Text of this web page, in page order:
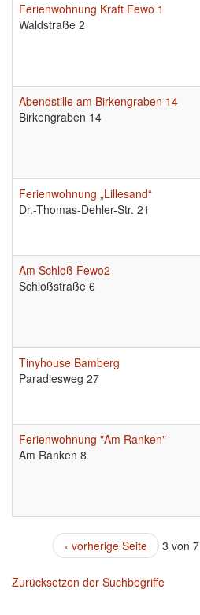
Ferienwohnung Kraft Fewo 1
Waldstraße 2
Abendstille am Birkengraben 14
Birkengraben 14
Ferienwohnung „Lillesand“
Dr.-Thomas-Dehler-Str. 21
Am Schloß Fewo2
Schloßstraße 6
Tinyhouse Bamberg
Paradiesweg 27
Ferienwohnung "Am Ranken"
Am Ranken 8
‹ vorherige Seite 3 von 7
Zurücksetzen der Suchbegriffe